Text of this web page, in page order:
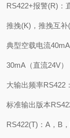
RS422+报警(R)：
推挽(K)，推挽互
典型空载电流
30mA（直流24V）
大输出频率RS422
标准输出版本
RS422(T)：A，B